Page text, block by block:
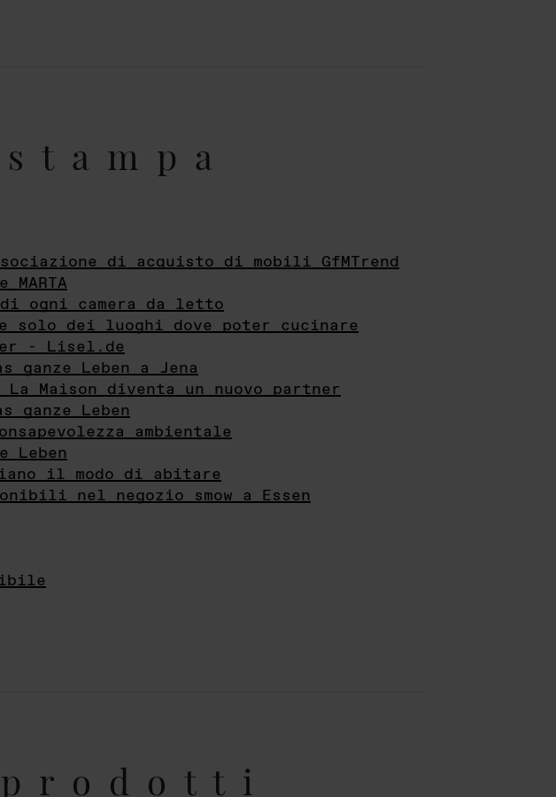
di acquisto di mobili GfMTrend
di ogni camera da letto
solo dei luoghi dove poter cucinare
- Lisel.de
Leben a Jena
La Maison diventa un nuovo partner
Leben
ambientale
Leben
il modo di abitare
nel negozio smow a Essen